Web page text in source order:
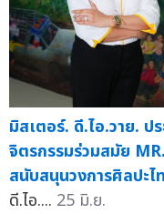
มิสเตอร์. ดี.ไอ.วาย. ป
จิตรกรรมร่วมสมัย
สนับสนุนวงการศิลปะ
ดี.ไอ.... 25 มิ.ย.